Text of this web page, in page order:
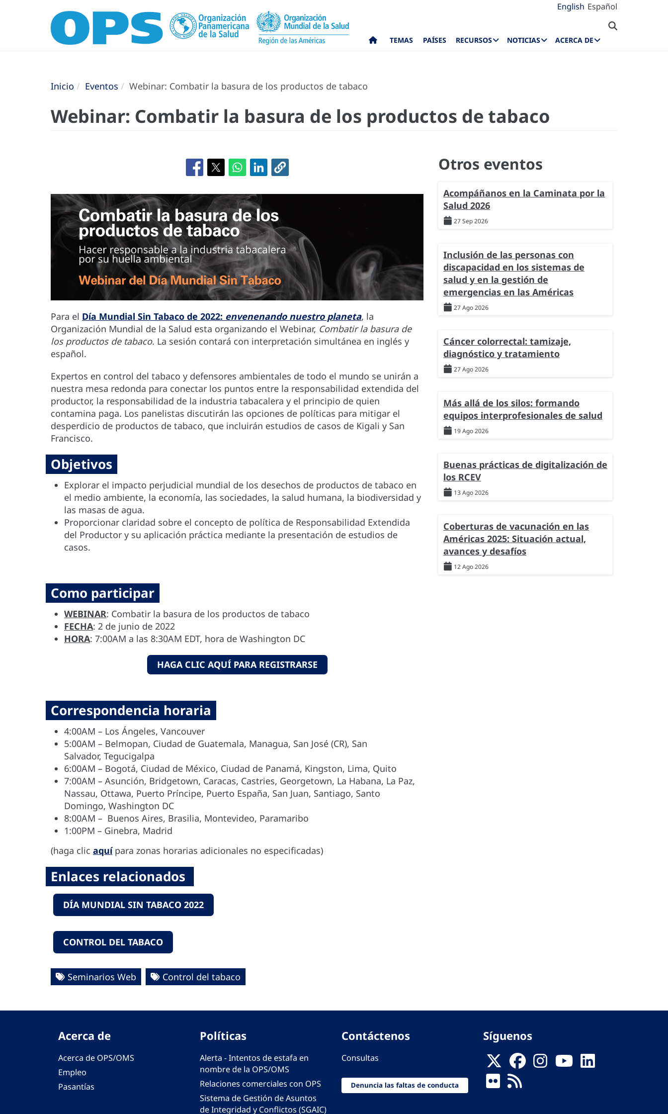
English Español
TEMAS PAÍSES RECURSOS NOTICIAS ACERCA DE
Inicio Eventos Webinar: Combatir la basura de los productos de tabaco
Webinar: Combatir la basura de los productos de tabaco
Para el Día Mundial Sin Tabaco de 2022: envenenando nuestro planeta, la
Organización Mundial de la Salud esta organizando el Webinar, Combatir la basura de
los productos de tabaco. La sesión contará con interpretación simultánea en inglés y
español.
Expertos en control del tabaco y defensores ambientales de todo el mundo se unirán a
nuestra mesa redonda para conectar los puntos entre la responsabilidad extendida del
productor, la responsabilidad de la industria tabacalera y el principio de quien
contamina paga. Los panelistas discutirán las opciones de políticas para mitigar el
desperdicio de productos de tabaco, que incluirán estudios de casos de Kigali y San
Francisco.
Objetivos
Explorar el impacto perjudicial mundial de los desechos de productos de tabaco en
el medio ambiente, la economía, las sociedades, la salud humana, la biodiversidad y
las masas de agua.
Proporcionar claridad sobre el concepto de política de Responsabilidad Extendida
del Productor y su aplicación práctica mediante la presentación de estudios de
casos.
Como participar
WEBINAR: Combatir la basura de los productos de tabaco
FECHA: 2 de junio de 2022
HORA: 7:00AM a las 8:30AM EDT, hora de Washington DC
HAGA CLIC AQUÍ PARA REGISTRARSE
Correspondencia horaria
4:00AM – Los Ángeles, Vancouver
5:00AM – Belmopan, Ciudad de Guatemala, Managua, San José (CR), San
Salvador, Tegucigalpa
6:00AM – Bogotá, Ciudad de México, Ciudad de Panamá, Kingston, Lima, Quito
7:00AM – Asunción, Bridgetown, Caracas, Castries, Georgetown, La Habana, La Paz,
Nassau, Ottawa, Puerto Príncipe, Puerto España, San Juan, Santiago, Santo
Domingo, Washington DC
8:00AM – Buenos Aires, Brasilia, Montevideo, Paramaribo
1:00PM – Ginebra, Madrid
(haga clic aquípara zonas horarias adicionales no especificadas)
Enlaces relacionados
DÍA MUNDIAL SIN TABACO 2022
CONTROL DEL TABACO
Seminarios Web Control del tabaco
Otros eventos
Acompáñanos en la Caminata por la
Salud 2026
27 Sep 2026
Inclusión de las personas con
discapacidad en los sistemas de
salud y en la gestión de
emergencias en las Américas
27 Ago 2026
Cáncer colorrectal: tamizaje,
diagnóstico y tratamiento
27 Ago 2026
Más allá de los silos: formando
equipos interprofesionales de salud
19 Ago 2026
Buenas prácticas de digitalización de
los RCEV
13 Ago 2026
Coberturas de vacunación en las
Américas 2025: Situación actual,
avances y desafíos
12 Ago 2026
Acerca de
Acerca de OPS/OMS
Empleo
Pasantías
Políticas
Alerta - Intentos de estafa en
nombre de la OPS/OMS
Relaciones comerciales con OPS
Sistema de Gestión de Asuntos
de Integridad y Conflictos (SGAIC)
Contáctenos
Consultas
Denuncia las faltas de conducta
Síguenos